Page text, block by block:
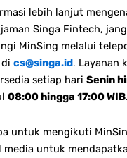
lebih lanjut
Singa Fintech,
MinSing melalui
cs@singa.id. Layanan
setiap hari Senin
08:00 hingga 17:00 WIB.
untuk mengikuti
media untuk